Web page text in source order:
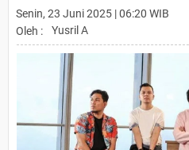
Senin, 23 Juni 2025 | 06:20 WIB
Oleh :
Yusril A